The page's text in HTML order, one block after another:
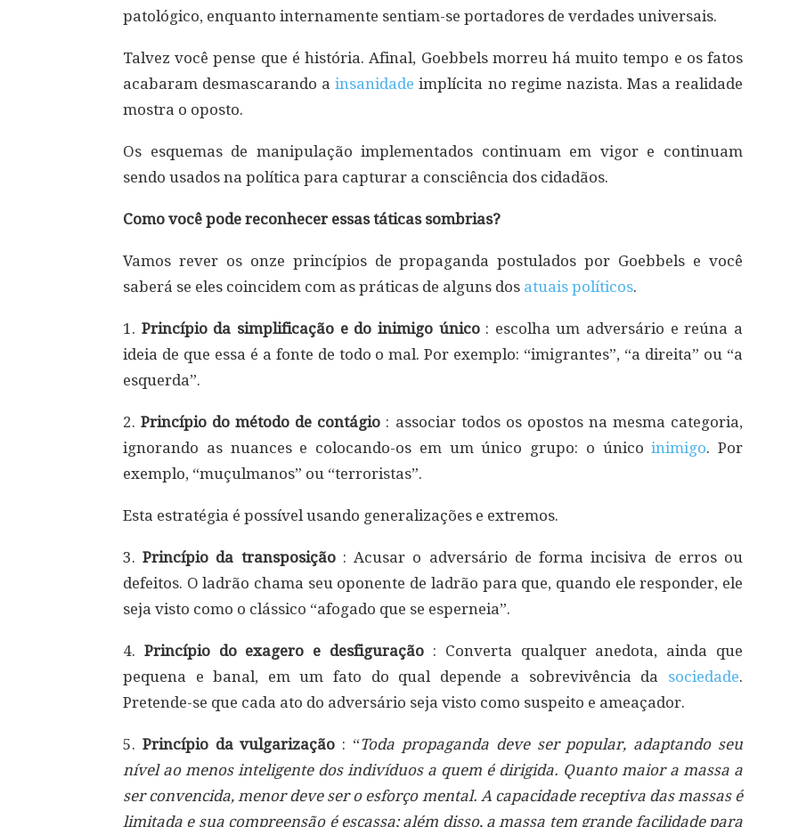
patológico, enquanto internamente sentiam-se portadores de verdades universais.
Talvez você pense que é história. Afinal, Goebbels morreu há muito tempo e os fatos
acabaram desmascarando ainsanidade implícita no regime nazista. Mas a realidade
mostra o oposto.
Os esquemas de manipulação implementados continuam em vigor e continuam
sendo usados ​​na política para capturar a consciência dos cidadãos.
Como você pode reconhecer essas táticas sombrias?
Vamos rever os onze princípios de propaganda postulados por Goebbels e você
saberá se eles coincidem com as práticas de alguns dos atuais políticos.
1. Princípio da simplificação e do inimigo único: escolha um adversário e reúna a
ideia de que essa é a fonte de todo o mal. Por exemplo: “imigrantes”, “a direita” ou “a
esquerda”.
2.Princípio do método de contágio : associar todos os opostos na mesma categoria,
ignorando as nuances e colocando-os em um único grupo: o únicoinimigo. Por
exemplo, “muçulmanos” ou “terroristas”.
Esta estratégia é possível usando generalizações e extremos.
3.Princípio da transposição: Acusar o adversário de forma incisiva de erros ou
defeitos. O ladrão chama seu oponente de ladrão para que, quando ele responder, ele
seja visto como o clássico “afogado que se esperneia”.
4. Princípio do exagero e desfiguração : Converta qualquer anedota, ainda que
pequena e banal, em um fato do qual depende a sobrevivência da sociedade.
Pretende-se que cada ato do adversário seja visto como suspeito e ameaçador.
5. Princípio da vulgarização : “Toda propaganda deve ser popular, adaptando seu
nível ao menos inteligente dos indivíduos a quem é dirigida. Quanto maior a massa a
ser convencida, menor deve ser o esforço mental. A capacidade receptiva das massas é
limitada e sua compreensão é escassa; além disso, a massa tem grande facilidade para